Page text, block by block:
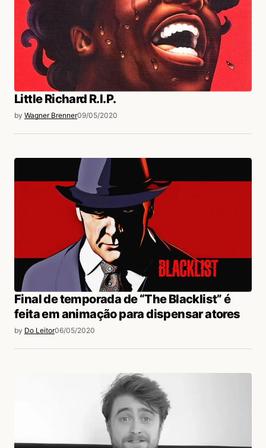
Little Richard R.I.P.
by Wagner Brenner09/05/2020
Final de temporada de “The Blacklist” é
feita em animação para dispensar atores
by Do Leitor06/05/2020